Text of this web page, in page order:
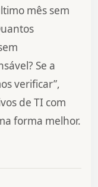
mês sem
Se a
verificar”,
de TI com
forma melhor.